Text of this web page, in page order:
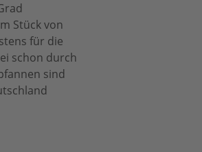
Stück von
für die
schon durch
sind